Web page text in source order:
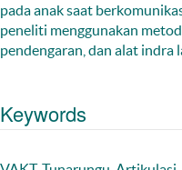
pada anak saat
peneliti menggunakan
pendengaran, dan alat indra
Keywords